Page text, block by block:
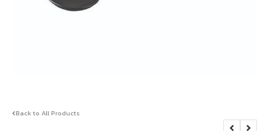
Back to All Products